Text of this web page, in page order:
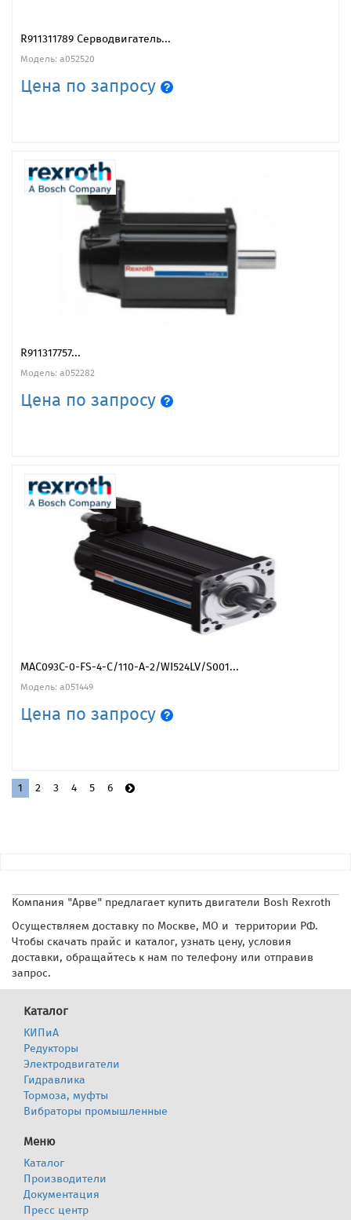
R911311789 Серводвигатель...
Модель: a052520
Цена по запросу
R911317757...
Модель: a052282
Цена по запросу
MAC093C-0-FS-4-C/110-A-2/WI524LV/S001...
Модель: a051449
Цена по запросу
1 2 3 4 5 6
Компания "Арве" предлагает купить двигатели Bosh Rexroth
Осуществляем доставку по Москве, МО и территории РФ.
Чтобы скачать прайс и каталог, узнать цену, условия
доставки, обращайтесь к нам по телефону или отправив
запрос.
Каталог
КИПиА
Редукторы
Электродвигатели
Гидравлика
Тормоза, муфты
Вибраторы промышленные
Меню
Каталог
Производители
Документация
Пресс центр